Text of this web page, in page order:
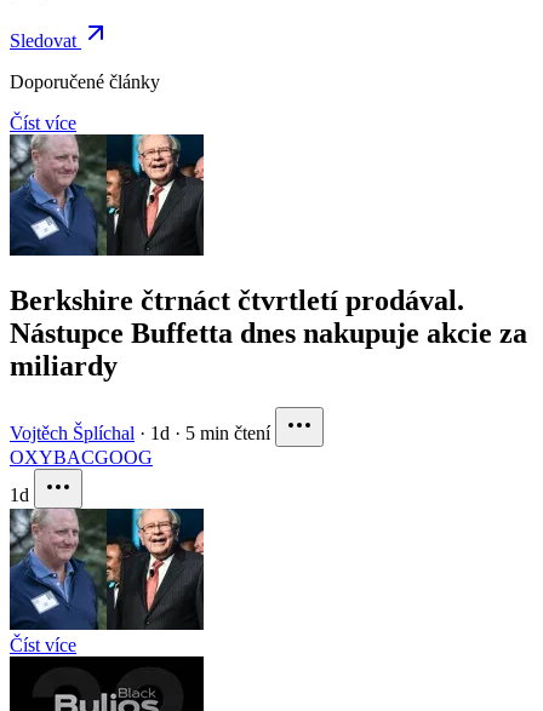
Sledovat
Doporučené články
Číst více
Berkshire čtrnáct čtvrtletí prodával.
Nástupce Buffetta dnes nakupuje akcie za
miliardy
Vojtěch Šplíchal · 1d · 5 min čtení
OXYBACGOOG
1d
Číst více